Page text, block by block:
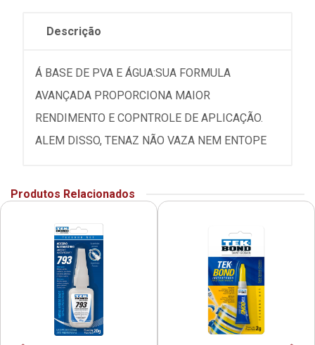
Descrição
Á BASE DE PVA E ÁGUA:SUA FORMULA
AVANÇADA PROPORCIONA MAIOR
RENDIMENTO E COPNTROLE DE APLICAÇÃO.
ALEM DISSO, TENAZ NÃO VAZA NEM ENTOPE
Produtos Relacionados